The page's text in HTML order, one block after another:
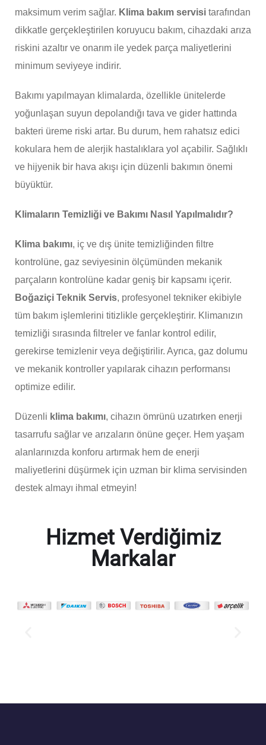
maksimum verim sağlar. Klima bakım servisi tarafından
dikkatle gerçekleştirilen koruyucu bakım, cihazdaki arıza
riskini azaltır ve onarım ile yedek parça maliyetlerini
minimum seviyeye indirir.
Bakımı yapılmayan klimalarda, özellikle ünitelerde
yoğunlaşan suyun depolandığı tava ve gider hattında
bakteri üreme riski artar. Bu durum, hem rahatsız edici
kokulara hem de alerjik hastalıklara yol açabilir. Sağlıklı
ve hijyenik bir hava akışı için düzenli bakımın önemi
büyüktür.
Klimaların Temizliği ve Bakımı Nasıl Yapılmalıdır?
Klima bakımı, iç ve dış ünite temizliğinden filtre
kontrolüne, gaz seviyesinin ölçümünden mekanik
parçaların kontrolüne kadar geniş bir kapsamı içerir.
Boğaziçi Teknik Servis, profesyonel tekniker ekibiyle
tüm bakım işlemlerini titizlikle gerçekleştirir. Klimanızın
temizliği sırasında filtreler ve fanlar kontrol edilir,
gerekirse temizlenir veya değiştirilir. Ayrıca, gaz dolumu
ve mekanik kontroller yapılarak cihazın performansı
optimize edilir.
Düzenli klima bakımı, cihazın ömrünü uzatırken enerji
tasarrufu sağlar ve arızaların önüne geçer. Hem yaşam
alanlarınızda konforu artırmak hem de enerji
maliyetlerini düşürmek için uzman bir klima servisinden
destek almayı ihmal etmeyin!
Hizmet Verdiğimiz
Markalar